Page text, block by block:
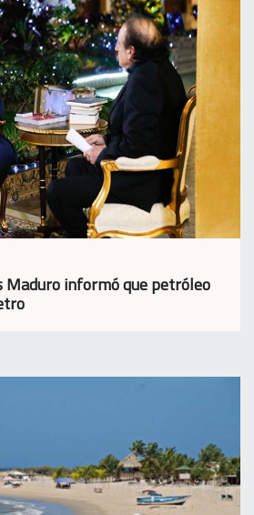
Maduro informó que petróleo